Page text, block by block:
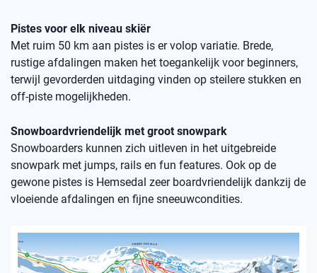
Pistes voor elk niveau skiër
Met ruim 50 km aan pistes is er volop variatie. Brede,
rustige afdalingen maken het toegankelijk voor beginners,
terwijl gevorderden uitdaging vinden op steilere stukken en
off-piste mogelijkheden.
Snowboardvriendelijk met groot snowpark
Snowboarders kunnen zich uitleven in het uitgebreide
snowpark met jumps, rails en fun features. Ook op de
gewone pistes is Hemsedal zeer boardvriendelijk dankzij de
vloeiende afdalingen en fijne sneeuwcondities.